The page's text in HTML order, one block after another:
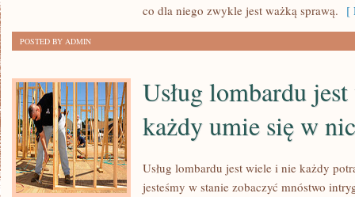
co dla niego zwykle jest ważką sprawą. [
POSTED BY ADMIN
Usług lombardu
każdy umie się w
Usług lombardu jest wiele i nie każdy
jesteśmy w stanie zobaczyć mnóstwo